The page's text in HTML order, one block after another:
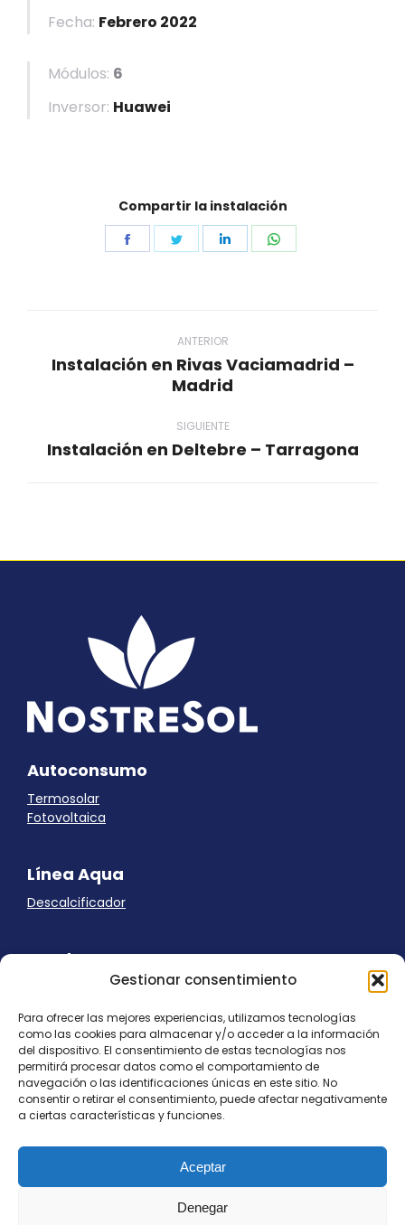
Gestionar consentimiento
Para ofrecer las mejores experiencias, utilizamos tecnologías
como las cookies para almacenar y/o acceder a la información
del dispositivo. El consentimiento de estas tecnologías nos
permitirá procesar datos como el comportamiento de
navegación o las identificaciones únicas en este sitio. No
consentir o retirar el consentimiento, puede afectar negativamente
a ciertas características y funciones.
Aceptar
Denegar
Fecha: Febrero 2022
Módulos: 6
Inversor: Huawei
Compartir la instalación
Share
Share
Share
proyectos
ANTERIOR
Proyecto
Instalación en Rivas Vaciamadrid –
Madrid
SIGUIENTE
Proyecto
Instalación en Deltebre – Tarragona
Autoconsumo
Termosolar
Fotovoltaica
Línea Aqua
Descalcificador
Ayuda
Panel Cookies
Política de privacidad
contacto@nostresol.com
Canal de Denuncias
Trabaja con nosotros